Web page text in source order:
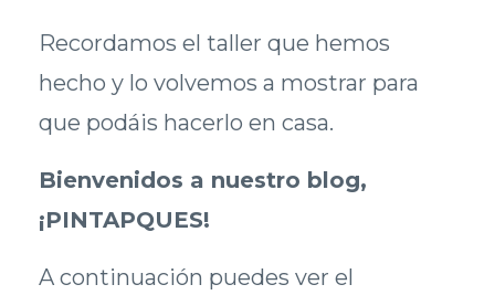
Recordamos el taller que hemos
hecho y lo volvemos a mostrar para
que podáis hacerlo en casa.
Bienvenidos a nuestro blog,
¡PINTAPQUES!
A continuación puedes ver el